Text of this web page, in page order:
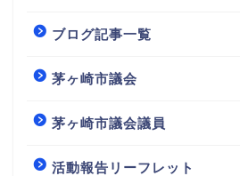
ブログ記事一覧
茅ヶ崎市議会
茅ヶ崎市議会議員
活動報告リーフレット